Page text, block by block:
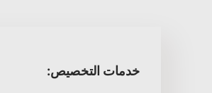
خدمات التخصيص: